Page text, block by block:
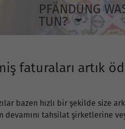
PFÄNDUNG
TUN?
faturaları artık
bazen hızlı bir şekilde size
tahsilat şirketlerine